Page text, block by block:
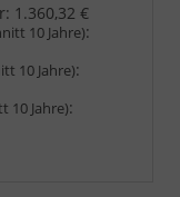
1.360,32 €
10 Jahre):
10 Jahre):
10 Jahre):